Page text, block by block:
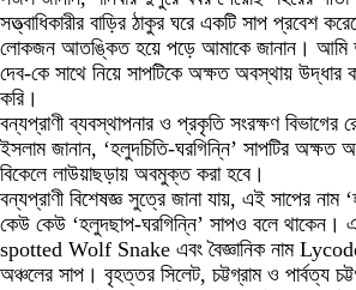
সত্ত্বাধিকারীর বাড়ির ঠাকুর ঘরে একটি সাপ প্রবেশ
লোকজন আতঙ্কিত হয়ে পড়ে আমাকে জানান। আমি
দেব-কে সাথে নিয়ে সাপটিকে অক্ষত অবস্থায় উদ্ধার
করি।
বন্যপ্রাণী ব্যবস্থাপনার ও প্রকৃতি সংরক্ষণ বিভাগের
ইসলাম জানান, ‘হলুদচিতি-ঘরগিন্নি’ সাপটির অক্ষত
বিকেলে লাউয়াছড়ায় অবমুক্ত করা হবে।
বন্যপ্রাণী বিশেষজ্ঞ সুত্রে জানা যায়, এই সাপের নাম
কেউ কেউ ‘হলুদছাপ-ঘরগিন্নি’ সাপও বলে থাকেন।
spotted Wolf Snake এবং বৈজ্ঞানিক নাম
অঞ্চলের সাপ। বৃহত্তর সিলেট, চট্টগ্রাম ও পার্বত্য